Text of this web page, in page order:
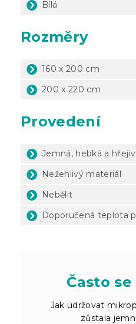
Bílá
Rozměry
160 x 200 cm
200 x 220 cm
Provedení
Jemná, hebká a
Nežehlivý materiál
Nebělit
Doporučená teplota
Často
Jak udržovat
zůstala